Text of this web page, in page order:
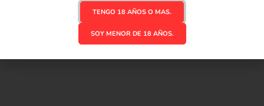
TENGO 18 AÑOS O MAS.
SOY MENOR DE 18 AÑOS.